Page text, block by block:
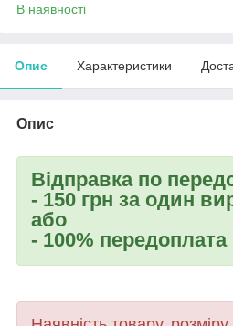
В наявності
Опис Характеристики
Опис
Відправка по
- 150 грн за один
або
- 100% передоплата